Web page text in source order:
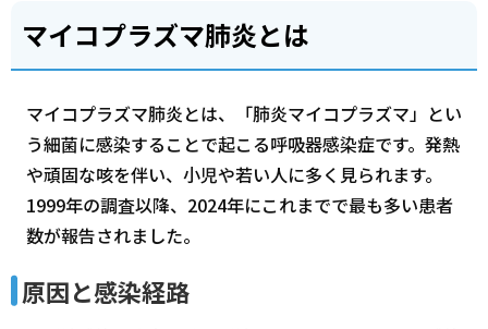
マイコプラズマ肺炎とは
マイコプラズマ肺炎とは、「肺炎マイコプラズマ」とい
う細菌に感染することで起こる呼吸器感染症です。発熱
や頑固な咳を伴い、小児や若い人に多く見られます。
1999年の調査以降、2024年にこれまでで最も多い患者
数が報告されました。
原因と感染経路